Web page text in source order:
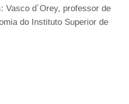
Vasco d´Orey, professor de
do Instituto Superior de